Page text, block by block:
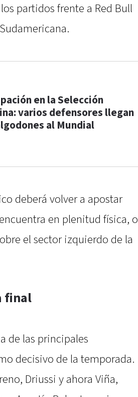
partidos frente a Red Bull
en la Selección
varios defensores llegan
al Mundial
deberá volver a apostar
en plenitud física, o
el sector izquierdo de la
final
de las principales
decisivo de la temporada.
Driussi y ahora Viña,